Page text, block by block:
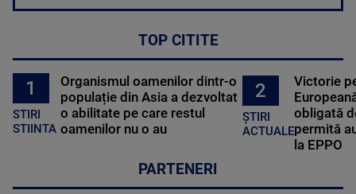
TOP CITITE
1
STIRI
STIINTA
Organismul oamenilor dintr-o
populație din Asia a dezvoltat
o abilitate pe care restul
oamenilor nu o au
2
ȘTIRI
ACTUALE
Victorie
obligată
permită
la EPPO
PARTENERI